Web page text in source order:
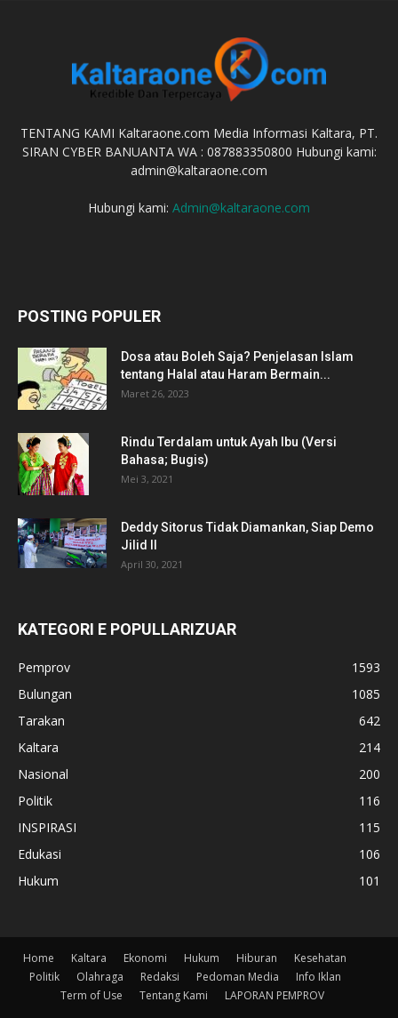
TENTANG KAMI Kaltaraone.com Media Informasi Kaltara, PT.
SIRAN CYBER BANUANTA WA : 087883350800 Hubungi kami:
admin@kaltaraone.com
Hubungi kami: Admin@kaltaraone.com
POSTING POPULER
Dosa atau Boleh Saja? Penjelasan Islam
tentang Halal atau Haram Bermain...
Maret 26, 2023
Rindu Terdalam untuk Ayah Ibu (Versi
Bahasa; Bugis)
Mei 3, 2021
Deddy Sitorus Tidak Diamankan, Siap Demo
Jilid II
April 30, 2021
KATEGORI E POPULLARIZUAR
Pemprov
1593
Bulungan
1085
Tarakan
642
Kaltara
214
Nasional
200
Politik
116
INSPIRASI
115
Edukasi
106
Hukum
101
Home Kaltara Ekonomi Hukum Hiburan
Kesehatan
Politik
Olahraga Redaksi Pedoman Media
Info Iklan
Term of Use
Tentang Kami LAPORAN PEMPROV